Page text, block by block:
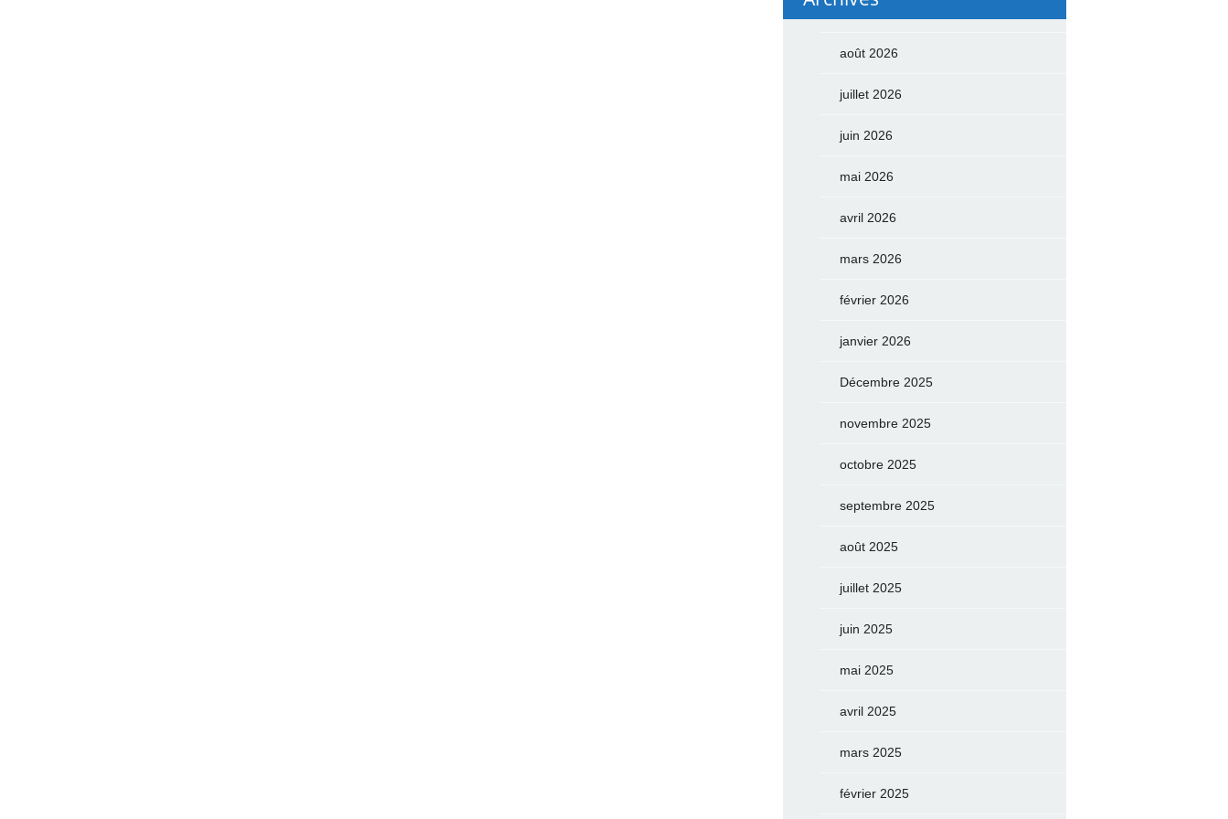
août 2026
juillet 2026
juin 2026
mai 2026
avril 2026
mars 2026
février 2026
janvier 2026
Décembre 2025
novembre 2025
octobre 2025
septembre 2025
août 2025
juillet 2025
juin 2025
mai 2025
avril 2025
mars 2025
février 2025